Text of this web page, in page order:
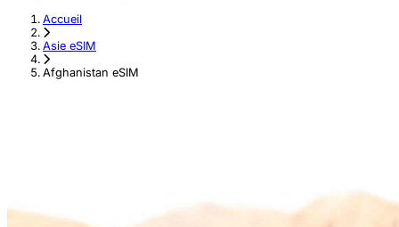
Accueil
›
Asie eSIM
›
Afghanistan eSIM